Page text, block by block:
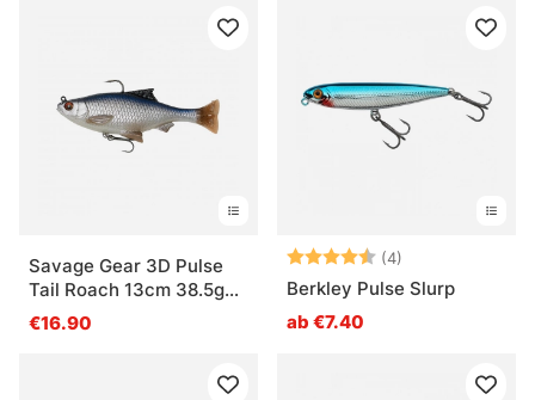
Savage Gear 3D Pulse
Tail Roach 13cm 38.5g
(2-pack)
€16.90
Bewertung:(4)
Berkley Pulse Slurp
ab €7.40